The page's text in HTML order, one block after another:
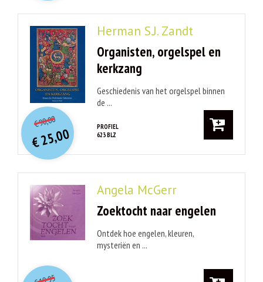
Herman S.J. Zandt
Organisten, orgelspel en
kerkzang
Geschiedenis van het orgelspel binnen
de ...
PROFIEL
623 BLZ
€90,00O
orspr
onkelijke
prijs
was:
€ 90,00.
€25,00
Huidige
prijs
is:€ 25,00.
Angela McGerr
Zoektocht naar engelen
Ontdek hoe engelen, kleuren,
mysteriën en ...
O
orspr
onkelijke
Huidige